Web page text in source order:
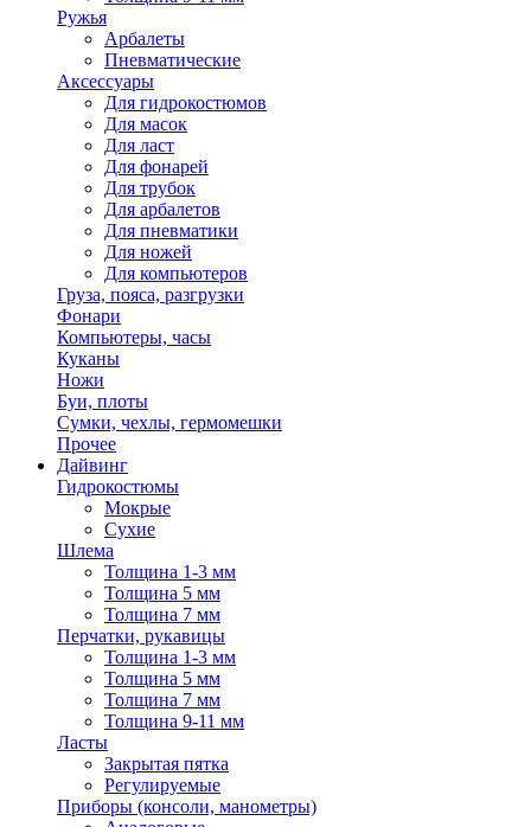
Ружья
Арбалеты
Пневматические
Аксессуары
Для гидрокостюмов
Для масок
Для ласт
Для фонарей
Для трубок
Для арбалетов
Для пневматики
Для ножей
Для компьютеров
Груза, пояса, разгрузки
Фонари
Компьютеры, часы
Куканы
Ножи
Буи, плоты
Сумки, чехлы, гермомешки
Прочее
Дайвинг
Гидрокостюмы
Мокрые
Сухие
Шлема
Толщина 1-3 мм
Толщина 5 мм
Толщина 7 мм
Перчатки, рукавицы
Толщина 1-3 мм
Толщина 5 мм
Толщина 7 мм
Толщина 9-11 мм
Ласты
Закрытая пятка
Регулируемые
Приборы (консоли, манометры)